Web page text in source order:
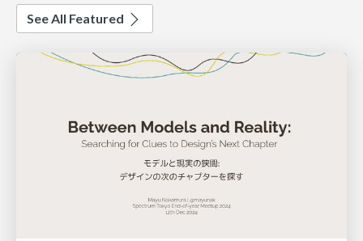
See All Featured